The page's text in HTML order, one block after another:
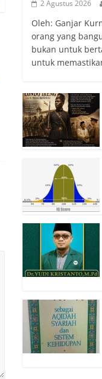
2 Agustus 2026
Oleh: Ganjar
orang yang
bukan untuk
untuk